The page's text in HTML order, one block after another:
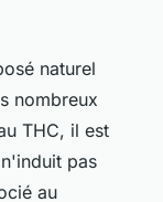
naturel
nombreux
THC, il est
pas
au